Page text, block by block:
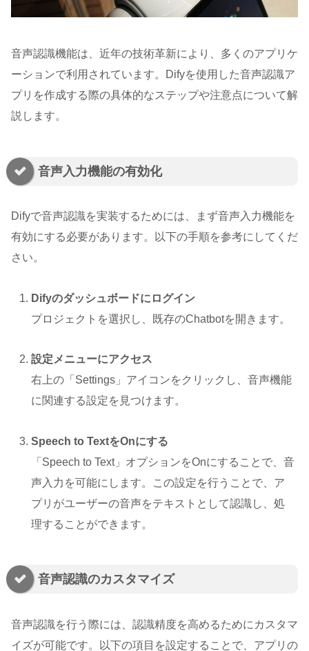
音声認識機能は、近年の技術革新により、多くのアプリケ
ーションで利用されています。Difyを使用した音声認識ア
プリを作成する際の具体的なステップや注意点について解
説します。
音声入力機能の有効化
Difyで音声認識を実装するためには、まず音声入力機能を
有効にする必要があります。以下の手順を参考にしてくだ
さい。
Difyのダッシュボードにログイン
プロジェクトを選択し、既存のChatbotを開きます。
設定メニューにアクセス
右上の「Settings」アイコンをクリックし、音声機能
に関連する設定を見つけます。
Speech to TextをOnにする
「Speech to Text」オプションをOnにすることで、音
声入力を可能にします。この設定を行うことで、ア
プリがユーザーの音声をテキストとして認識し、処
理することができます。
音声認識のカスタマイズ
音声認識を行う際には、認識精度を高めるためにカスタマ
イズが可能です。以下の項目を設定することで、アプリの